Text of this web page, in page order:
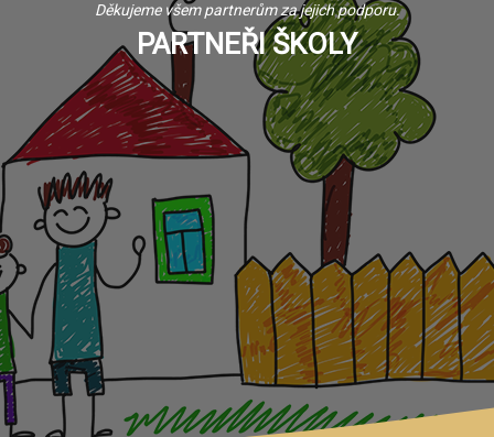
Děkujeme všem partnerům za jejich podporu.
PARTNEŘI ŠKOLY